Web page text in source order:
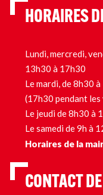
HORAIRES
Lundi, mercredi,
13h30 à 17h30
Le mardi, de 8h30
(17h30 pendant
Le jeudi de 8h30 à
Le samedi de 9h à
Horaires de la
CONTACT